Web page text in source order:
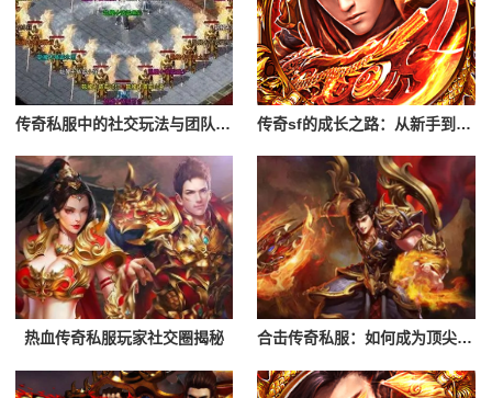
传奇私服中的社交玩法与团队合作 传奇sf的成长之路：从新手到高手
热血传奇私服玩家社交圈揭秘 合击传奇私服：如何成为顶尖玩家